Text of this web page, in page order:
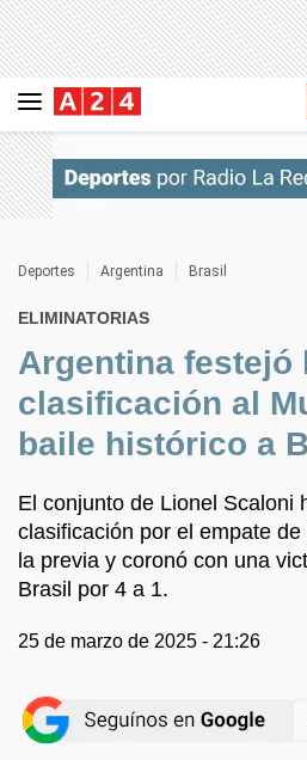
Deportes Argentina Brasil
ELIMINATORIAS
Argentina festejó
clasificación al
baile histórico a
El conjunto de Lionel Scaloni
clasificación por el empate
la previa y coronó con una
Brasil por 4 a 1.
25 de marzo de 2025 - 21:26